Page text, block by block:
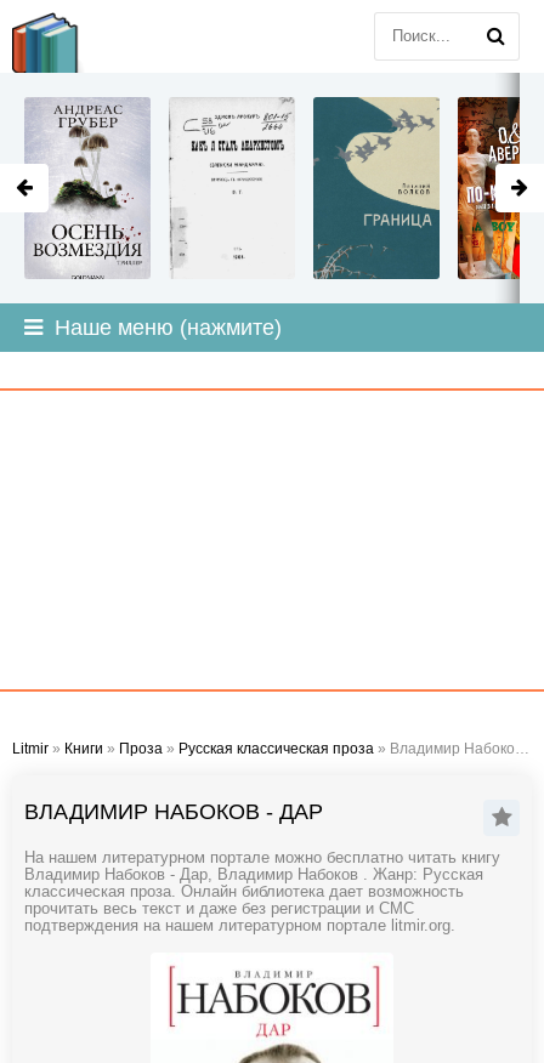
Наше меню (нажмите)
Litmir » Книги » Проза » Русская классическая проза » Владимир Набоков - Дар
ВЛАДИМИР НАБОКОВ - ДАР
На нашем литературном портале можно бесплатно читать книгу
Владимир Набоков - Дар, Владимир Набоков . Жанр: Русская
классическая проза. Онлайн библиотека дает возможность
прочитать весь текст и даже без регистрации и СМС
подтверждения на нашем литературном портале litmir.org.
LITMIR.ORG